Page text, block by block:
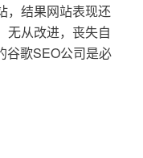
，结果网站表现还
无从改进，丧失自
谷歌SEO公司是必